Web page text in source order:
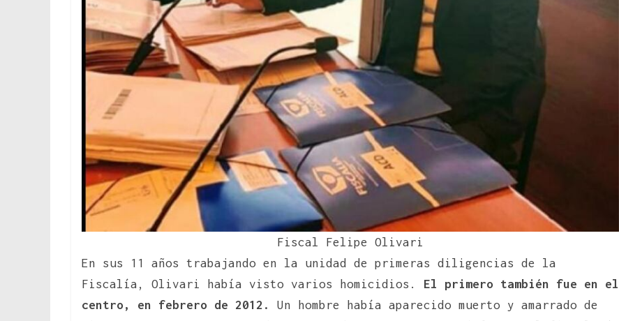
Fiscal Felipe Olivari
En sus 11 años trabajando en la unidad de primeras diligencias de la
Fiscalía, Olivari había visto varios homicidios. El primero también fue en el
centro, en febrero de 2012. Un hombre había aparecido muerto y amarrado de